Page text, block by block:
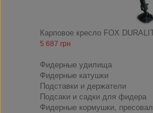
Карповое кресло FOX
5 687 грн
Фидерные удилища
Фидерные катушки
Подставки и держатели
Подсаки и садки для фидера
Фидерные кормушки,